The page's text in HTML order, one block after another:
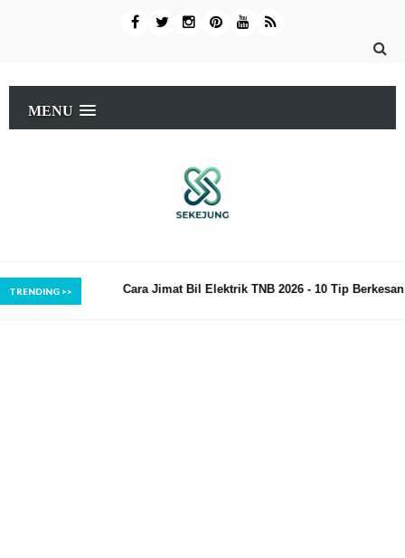
MENU
Cara Jimat Bil Elektrik TNB 2026 - 10 Tip Berkesan